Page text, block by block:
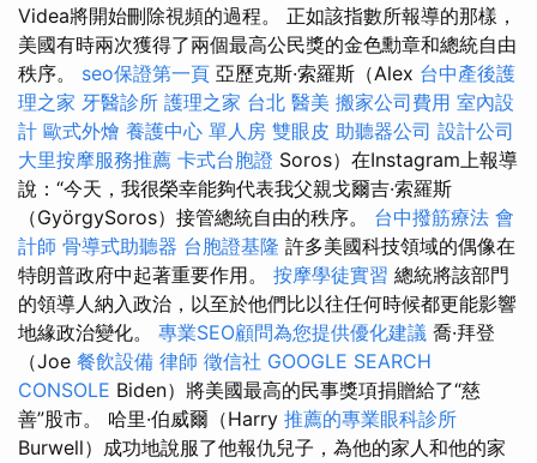
Videa將開始刪除視頻的過程。 正如該指數所報導的那樣，
美國有時兩次獲得了兩個最高公民獎的金色勳章和總統自由
秩序。 seo保證第一頁 亞歷克斯·索羅斯（Alex 台中產後護
理之家 牙醫診所 護理之家 台北 醫美 搬家公司費用 室內設
計 歐式外燴 養護中心 單人房 雙眼皮 助聽器公司 設計公司
大里按摩服務推薦 卡式台胞證 Soros）在Instagram上報導
說：“今天，我很榮幸能夠代表我父親戈爾吉·索羅斯
（GyörgySoros）接管總統自由的秩序。 台中撥筋療法 會
計師 骨導式助聽器 台胞證基隆 許多美國科技領域的偶像在
特朗普政府中起著重要作用。 按摩學徒實習 總統將該部門
的領導人納入政治，以至於他們比以往任何時候都更能影響
地緣政治變化。 專業SEO顧問為您提供優化建議 喬·拜登
（Joe 餐飲設備 律師 徵信社 GOOGLE SEARCH
CONSOLE Biden）將美國最高的民事獎項捐贈給了“慈
善”股市。 哈里·伯威爾（Harry 推薦的專業眼科診所
Burwell）成功地說服了他報仇兒子，為他的家人和他的家